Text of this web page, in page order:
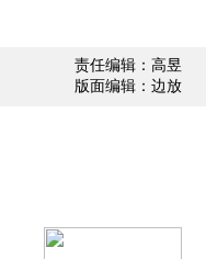
责任编辑：高昱
版面编辑：边放